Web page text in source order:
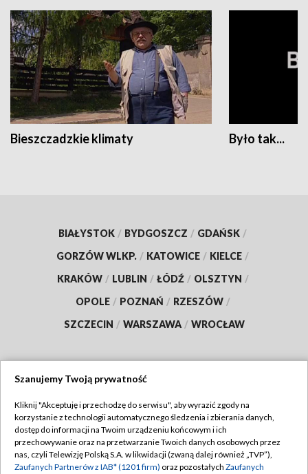
Bieszczadzkie klimaty Było tak...
BIAŁYSTOK / BYDGOSZCZ / GDAŃSK /
GORZÓW WLKP. / KATOWICE / KIELCE /
KRAKÓW / LUBLIN / ŁÓDŹ / OLSZTYN /
OPOLE / POZNAŃ / RZESZÓW /
SZCZECIN / WARSZAWA / WROCŁAW
TVP
Abonament TVP
Emisja w TVP
Regulamin TVP
Polityka prywatności
Szanujemy Twoją prywatność
Kliknij "Akceptuję i przechodzę do serwisu", aby wyrazić zgody na
korzystanie z technologii automatycznego śledzenia i zbierania danych,
dostęp do informacji na Twoim urządzeniu końcowym i ich
przechowywanie oraz na przetwarzanie Twoich danych osobowych przez
nas, czyli Telewizję Polską S.A. w likwidacji (zwaną dalej również „TVP”),
Zaufanych Partnerów z IAB* (1201 firm) oraz pozostałych Zaufanych